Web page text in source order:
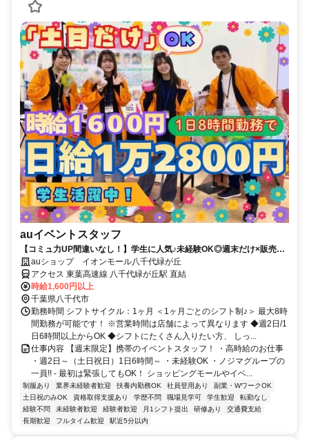
auイベントスタッフ
【コミュ力UP間違いなし！】学生に人気♪未経験OK◎週末だけ×販売業
務なしのイベントスタッフ！
auショップ イオンモール八千代緑が丘
アクセス 東葉高速線 八千代緑が丘駅 直結
時給1,600円以上
千葉県八千代市
勤務時間 シフトサイクル：1ヶ月 ＜1ヶ月ごとのシフト制♪＞ 最大8時
間勤務が可能です！ ※営業時間は店舗によって異なります ◆週2日/1
日6時間以上からOK ◆シフトにたくさん入りたい方、 しっ...
仕事内容 【週末限定】携帯のイベントスタッフ！ ・高時給のお仕事
・週2日～（土日祝日）1日6時間～ ・未経験OK ・ノジマグループの
一員!! - 最初は緊張してもOK！ ショッピングモールやイベ...
制服あり 業界未経験者歓迎 扶養内勤務OK 社員登用あり
副業・WワークOK
土日祝のみOK
資格取得支援あり 学歴不問 職場見学可 学生歓迎
転勤なし
経験不問
未経験者歓迎 経験者歓迎 月1シフト提出 研修あり
交通費支給
長期歓迎
フルタイム歓迎 駅近5分以内